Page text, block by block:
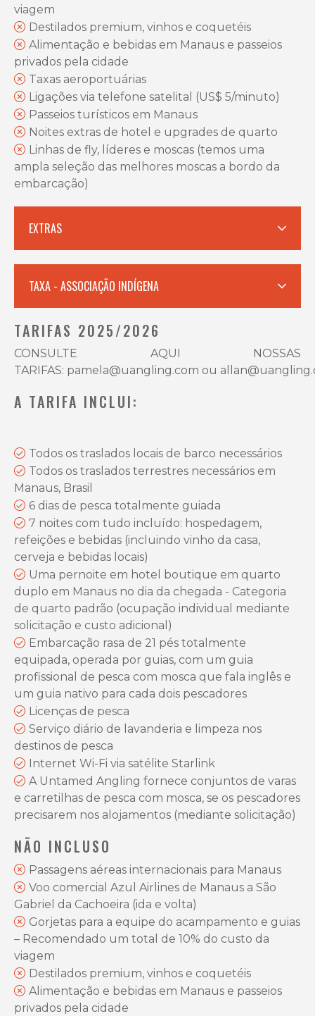
viagem
Destilados premium, vinhos e coquetéis
Alimentação e bebidas em Manaus e passeios
privados pela cidade
Taxas aeroportuárias
Ligações via telefone satelital (US$ 5/minuto)
Passeios turísticos em Manaus
Noites extras de hotel e upgrades de quarto
Linhas de fly, líderes e moscas (temos uma
ampla seleção das melhores moscas a bordo da
embarcação)
EXTRAS
TAXA - ASSOCIAÇÃO INDÍGENA
TARIFAS 2025/2026
CONSULTE AQUI NOSSAS
TARIFAS: pamela@uangling.com ou
A TARIFA INCLUI:
Todos os traslados locais de barco necessários
Todos os traslados terrestres necessários em
Manaus, Brasil
6 dias de pesca totalmente guiada
7 noites com tudo incluído: hospedagem,
refeições e bebidas (incluindo vinho da casa,
cerveja e bebidas locais)
Uma pernoite em hotel boutique em quarto
duplo em Manaus no dia da chegada - Categoria
de quarto padrão (ocupação individual mediante
solicitação e custo adicional)
Embarcação rasa de 21 pés totalmente
equipada, operada por guias, com um guia
profissional de pesca com mosca que fala inglês e
um guia nativo para cada dois pescadores
Licenças de pesca
Serviço diário de lavanderia e limpeza nos
destinos de pesca
Internet Wi-Fi via satélite Starlink
A Untamed Angling fornece conjuntos de varas
e carretilhas de pesca com mosca, se os pescadores
precisarem nos alojamentos (mediante solicitação)
NÃO INCLUSO
Passagens aéreas internacionais para Manaus
Voo comercial Azul Airlines de Manaus a São
Gabriel da Cachoeira (ida e volta)
Gorjetas para a equipe do acampamento e guias
– Recomendado um total de 10% do custo da
viagem
Destilados premium, vinhos e coquetéis
Alimentação e bebidas em Manaus e passeios
privados pela cidade